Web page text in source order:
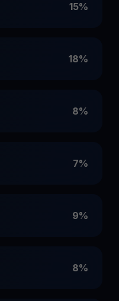
15%
18%
8%
7%
9%
8%